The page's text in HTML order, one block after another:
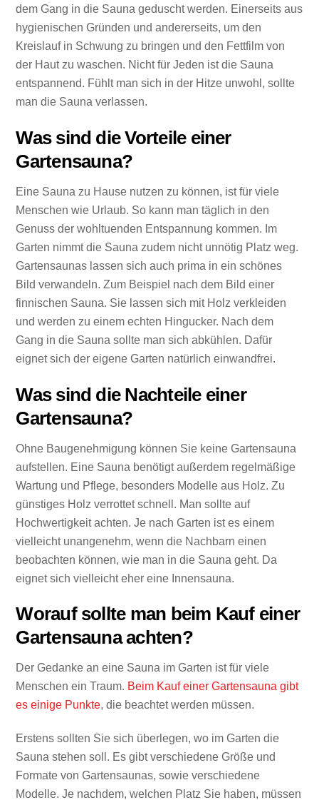
dem Gang in die Sauna geduscht werden. Einerseits aus
hygienischen Gründen und andererseits, um den
Kreislauf in Schwung zu bringen und den Fettfilm von
der Haut zu waschen. Nicht für Jeden ist die Sauna
entspannend. Fühlt man sich in der Hitze unwohl, sollte
man die Sauna verlassen.
Was sind die Vorteile einer
Gartensauna?
Eine Sauna zu Hause nutzen zu können, ist für viele
Menschen wie Urlaub. So kann man täglich in den
Genuss der wohltuenden Entspannung kommen. Im
Garten nimmt die Sauna zudem nicht unnötig Platz weg.
Gartensaunas lassen sich auch prima in ein schönes
Bild verwandeln. Zum Beispiel nach dem Bild einer
finnischen Sauna. Sie lassen sich mit Holz verkleiden
und werden zu einem echten Hingucker. Nach dem
Gang in die Sauna sollte man sich abkühlen. Dafür
eignet sich der eigene Garten natürlich einwandfrei.
Was sind die Nachteile einer
Gartensauna?
Ohne Baugenehmigung können Sie keine Gartensauna
aufstellen. Eine Sauna benötigt außerdem regelmäßige
Wartung und Pflege, besonders Modelle aus Holz. Zu
günstiges Holz verrottet schnell. Man sollte auf
Hochwertigkeit achten. Je nach Garten ist es einem
vielleicht unangenehm, wenn die Nachbarn einen
beobachten können, wie man in die Sauna geht. Da
eignet sich vielleicht eher eine Innensauna.
Worauf sollte man beim Kauf einer
Gartensauna achten?
Der Gedanke an eine Sauna im Garten ist für viele
Menschen ein Traum. Beim Kauf einer Gartensauna gibt
es einige Punkte, die beachtet werden müssen.
Erstens sollten Sie sich überlegen, wo im Garten die
Sauna stehen soll. Es gibt verschiedene Größe und
Formate von Gartensaunas, sowie verschiedene
Modelle. Je nachdem, welchen Platz Sie haben, müssen